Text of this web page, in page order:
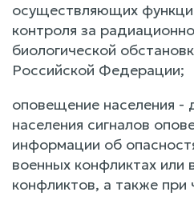
осуществляющих
контроля за
биологической
Российской Федерации;
оповещение населения -
населения сигналов
информации об
военных конфликтах или
конфликтов, а также при